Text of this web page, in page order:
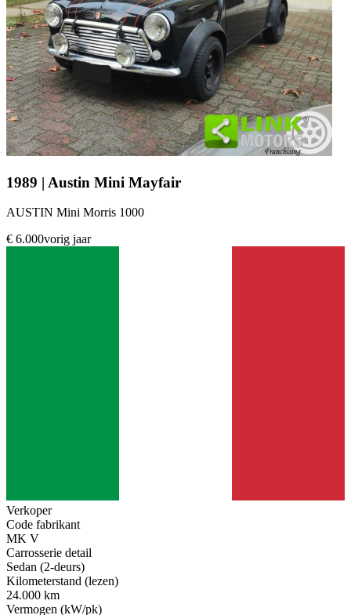
1989 | Austin Mini Mayfair
AUSTIN Mini Morris 1000
€ 6.000vorig jaar
Verkoper
Code fabrikant
MK V
Carrosserie detail
Sedan (2-deurs)
Kilometerstand (lezen)
24.000 km
Vermogen (kW/pk)